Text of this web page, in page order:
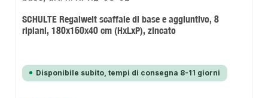
SCHULTE Regalwelt scaffale di base e aggiuntivo, 8
ripiani, 180x160x40 cm (HxLxP), zincato
Disponibile subito, tempi di consegna 8-11 giorni